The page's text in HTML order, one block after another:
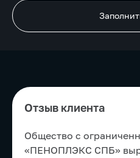
Отзыв клиента
Общество с
«ПЕНОПЛЭКС СПБ»